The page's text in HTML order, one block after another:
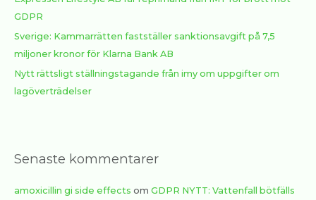
GDPR
Sverige: Kammarrätten fastställer sanktionsavgift på 7,5
miljoner kronor för Klarna Bank AB
Nytt rättsligt ställningstagande från imy om uppgifter om
lagöverträdelser
Senaste kommentarer
amoxicillin gi side effects om GDPR NYTT: Vattenfall bötfälls